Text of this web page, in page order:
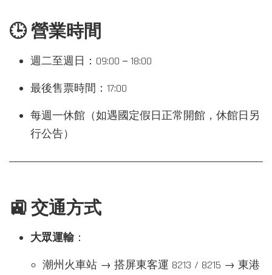
🕒 營業時間
週二至週日：09:00－18:00
最後售票時間：17:00
每週一休館（如遇國定假日正常開館，休館日另
行公告）
🚉 交通方式
大眾運輸：
潮州火車站 → 搭屏東客運 8213 / 8215 → 東港